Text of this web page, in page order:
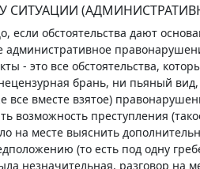
СИТУАЦИИ
если обстоятельства дают
- это все обстоятельства,
брань, ни пьяный
вместе взятое)
возможность преступления
на месте выяснить
(то есть под одну
незначительная, разговор на